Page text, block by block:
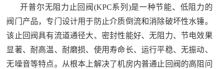
开普尔无阻力止回阀(KPC系列)是一种节能、低阻力的
阀门产品，专门设计用于防止介质倒流和消除破坏性水锤。
该止回阀具有流道通径大、密封性能好、无阻力、节电效果
显著、耐高温、耐磨损、使用寿命长、运行平稳、无振动、
无噪音等特点。从根本上解决了机房内普通止回阀的高阻问